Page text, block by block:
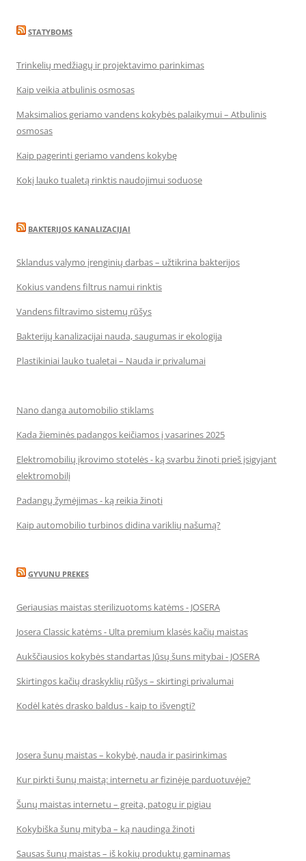
STATYBOMS
Trinkelių medžiagų ir projektavimo parinkimas
Kaip veikia atbulinis osmosas
Maksimalios geriamo vandens kokybės palaikymui – Atbulinis
osmosas
Kaip pagerinti geriamo vandens kokybę
Kokį lauko tualetą rinktis naudojimui soduose
BAKTERIJOS KANALIZACIJAI
Sklandus valymo įrenginių darbas – užtikrina bakterijos
Kokius vandens filtrus namui rinktis
Vandens filtravimo sistemų rūšys
Bakterijų kanalizacijai nauda, saugumas ir ekologija
Plastikiniai lauko tualetai – Nauda ir privalumai
Nano danga automobilio stiklams
Kada žieminės padangos keičiamos į vasarines 2025
Elektromobilių įkrovimo stotelės - ką svarbu žinoti prieš įsigyjant
elektromobilį
Padangų žymėjimas - ką reikia žinoti
Kaip automobilio turbinos didina variklių našumą?
GYVUNU PREKES
Geriausias maistas sterilizuotoms katėms - JOSERA
Josera Classic katėms - Ulta premium klasės kačių maistas
Aukščiausios kokybės standartas Jūsų šuns mitybai - JOSERA
Skirtingos kačių draskyklių rūšys – skirtingi privalumai
Kodėl katės drasko baldus - kaip to išvengti?
Josera šunų maistas – kokybė, nauda ir pasirinkimas
Kur pirkti šunų maistą: internetu ar fizinėje parduotuvėje?
Šunų maistas internetu – greita, patogu ir pigiau
Kokybiška šunų mityba – ką naudinga žinoti
Sausas šunų maistas – iš kokių produktų gaminamas